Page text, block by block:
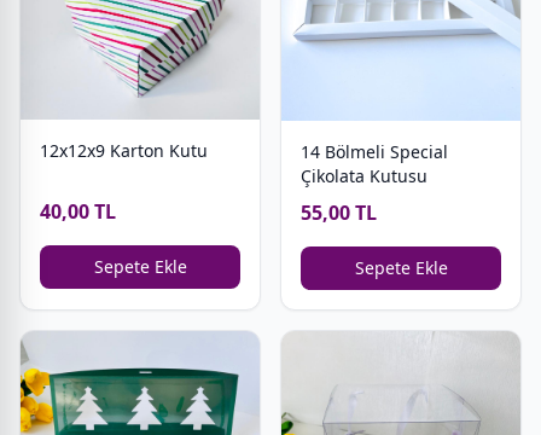
12x12x9 Karton Kutu
40,00 TL
Sepete Ekle
14 Bölmeli Special
Çikolata Kutusu
55,00 TL
Sepete Ekle